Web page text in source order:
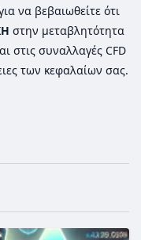
να βεβαιωθείτε ότι
στην μεταβλητότητα
στις συναλλαγές CFD
των κεφαλαίων σας.